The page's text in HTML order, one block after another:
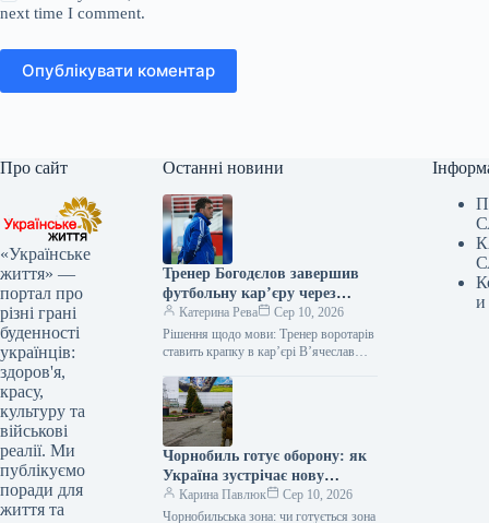
next time I comment.
Опублікувати коментар
Про сайт
«Українське
життя» —
портал про
різні грані
буденності
українців:
здоров'я,
красу,
культуру та
військові
реалії. Ми
публікуємо
поради для
життя та
Останні новини
Тренер Богодєлов завершив
футбольну кар’єру через
штраф за спілкування
російською
Катерина Рева
Сер 10, 2026
Рішення щодо мови: Тренер воротарів
ставить крапку в кар’єрі В’ячеслав
футбольного клубу “Діназ”, прийняв
несподіване рішення…
Чорнобиль готує оборону: як
Україна зустрічає нову
загрозу з РФ
Карина Павлюк
Сер 10, 2026
Чорнобильська зона: чи готується зона
и